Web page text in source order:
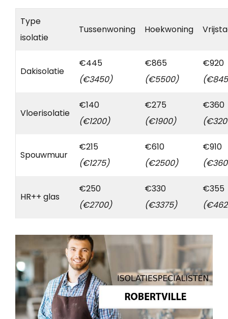
Type
isolatie
Tussenwoning Hoekwoning
Dakisolatie
€445
(€3450)
€865
(€5500)
€920
Vloerisolatie
€140
(€1200)
€275
(€1900)
€360
Spouwmuur
€215
(€1275)
€610
(€2500)
€910
HR++ glas
€250
(€2700)
€330
(€3375)
€355